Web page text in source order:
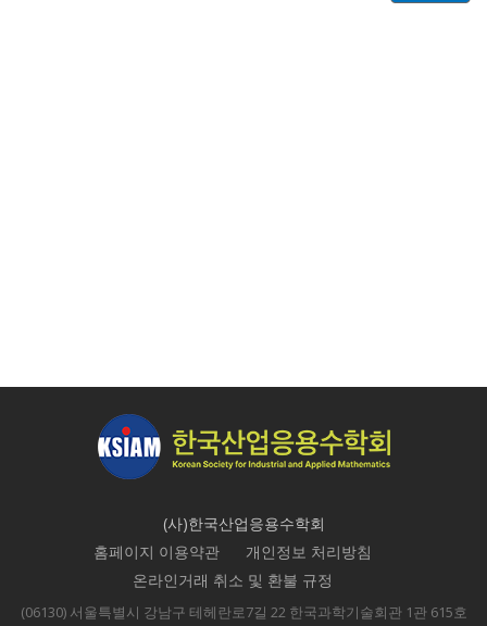
(사)한국산업응용수학회
홈페이지 이용약관
개인정보 처리방침
온라인거래 취소 및 환불 규정
(06130) 서울특별시 강남구 테헤란로7길 22 한국과학기술회관 1관 615호